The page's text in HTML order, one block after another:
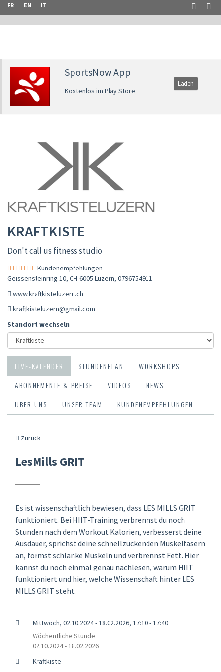
FR EN IT
SportsNow App
Kostenlos im Play Store
Laden
KRAFTKISTE
Don't call us fitness studio
Kundenempfehlungen
Geissensteinring 10, CH-6005 Luzern, 0796754911
www.kraftkisteluzern.ch
kraftkisteluzern@gmail.com
Standort wechseln
LIVE-KALENDER STUNDENPLAN
WORKSHOPS
ABONNEMENTE & PREISE
VIDEOS
NEWS
ÜBER UNS
UNSER TEAM KUNDENEMPFEHLUNGEN
Zurück
LesMills GRIT
Es ist wissenschaftlich bewiesen, dass LES MILLS GRIT
funktioniert. Bei HIIT-Training verbrennst du noch
Stunden nach dem Workout Kalorien, verbesserst deine
Ausdauer, sprichst deine schnellzuckenden Muskelfasern
an, formst schlanke Muskeln und verbrennst Fett. Hier
kannst du noch einmal genau nachlesen, warum HIIT
funktioniert und hier, welche Wissenschaft hinter LES
MILLS GRIT steht.
Mittwoch, 02.10.2024 - 18.02.2026, 17:10 - 17:40
Wöchentliche Stunde
02.10.2024 - 18.02.2026
Kraftkiste